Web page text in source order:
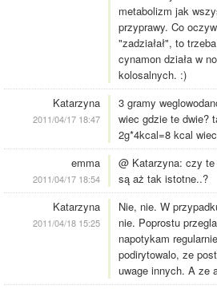
metabolizm jak
przyprawy. Co
"zadziałał", to
cynamon działa w
kolosalnych. :)
Katarzyna
2011/04/17 18:47
3 gramy
wiec gdzie te dwie?
2g*4kcal=8 kcal
emma
2011/04/17 18:54
@ Katarzyna: czy
są aż tak istotne..?
Katarzyna
2011/04/18 15:25
Nie, nie. W
nie. Poprostu
napotykam
podirytowalo, ze
uwage innych. A ze